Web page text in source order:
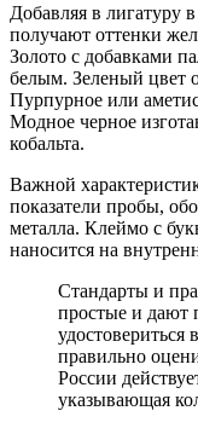
Добавляя в лигатуру
получают оттенки
Золото с добавками
белым. Зеленый цвет
Пурпурное или
Модное черное
кобальта.
Важной
показатели пробы,
металла. Клеймо с
наносится на
Стандарты и
простые и дают
удостовериться
правильно
России
указывающая